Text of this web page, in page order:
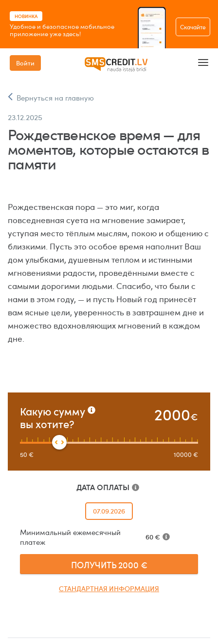
НОВИНКА
Удобное и безопасное мобильное
приложение уже здесь!
Скачайте
Войти
Вернуться на главную
23.12.2025
Рождественское время — для
моментов, которые остаются в
памяти
Рождественская пора — это миг, когда
повседневная суета на мгновение замирает,
уступая место тёплым мыслям, покою и общению с
близкими. Пусть это особое время наполнит Ваш
дом улыбками, душевным теплом и истинными
мгновениями радости, проведёнными вместе с
самыми дорогими людьми. Спасибо, что были с
нами в этом году, — и пусть Новый год принесёт
вам ясные цели, уверенность в завтрашнем дне и
множество вдохновляющих мгновений в каждом
дне.
Какую сумму
вы хотите?
2000€
50 € 10000 €
ДАТА ОПЛАТЫ
07.09.2026
Минимальный ежемесячный
платеж
60€
ПОЛУЧИТЬ2000 €
СТАНДАРТНАЯ ИНФОРМАЦИЯ